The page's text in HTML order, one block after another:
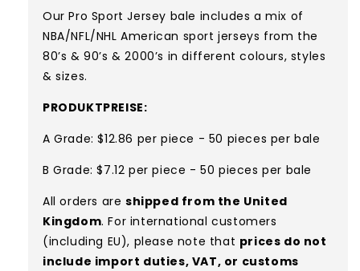
Our Pro Sport Jersey bale includes a mix of
NBA/NFL/NHL American sport jerseys from the
80’s & 90’s & 2000’s in different colours, styles
& sizes.
PRODUKTPREISE:
A Grade: $12.86 per piece - 50 pieces per bale
B Grade: $7.12 per piece - 50 pieces per bale
All orders are shipped from the United
Kingdom. For international customers
(including EU), please note that prices do not
include import duties, VAT, or customs